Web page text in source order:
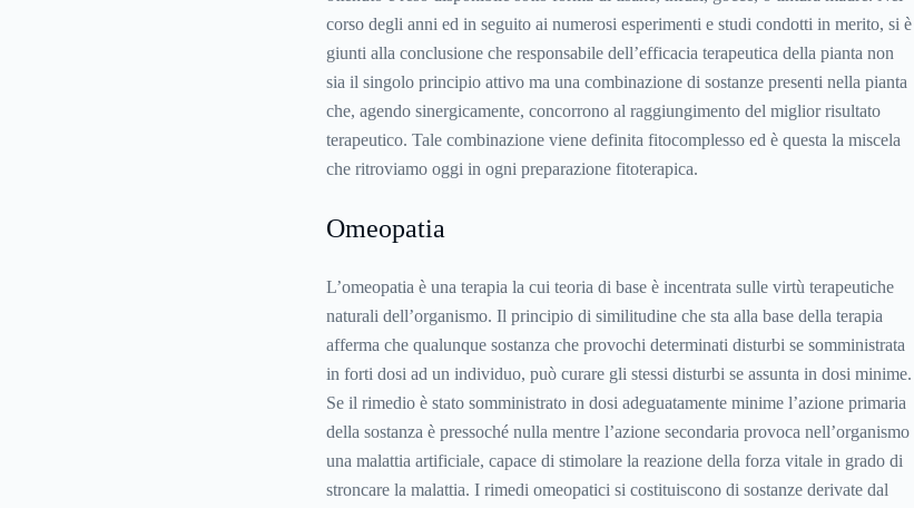
corso degli anni ed in seguito ai numerosi esperimenti e studi condotti in merito, si è
giunti alla conclusione che responsabile dell’efficacia terapeutica della pianta non
sia il singolo principio attivo ma una combinazione di sostanze presenti nella pianta
che, agendo sinergicamente, concorrono al raggiungimento del miglior risultato
terapeutico. Tale combinazione viene definita fitocomplesso ed è questa la miscela
che ritroviamo oggi in ogni preparazione fitoterapica.
Omeopatia
L’omeopatia è una terapia la cui teoria di base è incentrata sulle virtù terapeutiche
naturali dell’organismo. Il principio di similitudine che sta alla base della terapia
afferma che qualunque sostanza che provochi determinati disturbi se somministrata
in forti dosi ad un individuo, può curare gli stessi disturbi se assunta in dosi minime.
Se il rimedio è stato somministrato in dosi adeguatamente minime l’azione primaria
della sostanza è pressoché nulla mentre l’azione secondaria provoca nell’organismo
una malattia artificiale, capace di stimolare la reazione della forza vitale in grado di
stroncare la malattia. I rimedi omeopatici si costituiscono di sostanze derivate dal